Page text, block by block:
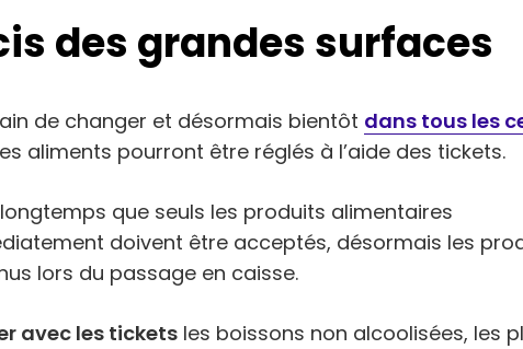
des grandes surfaces
de changer et désormais bientôt dans tous les
aliments pourront être réglés à l’aide des tickets.
que seuls les produits alimentaires
doivent être acceptés, désormais les
lors du passage en caisse.
avec les tickets les boissons non alcoolisées, les